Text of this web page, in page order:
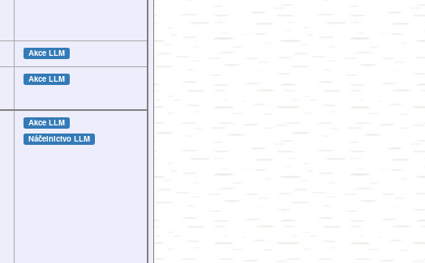
Akce LLM
Akce LLM
Akce LLM
Náčelnictvo LLM